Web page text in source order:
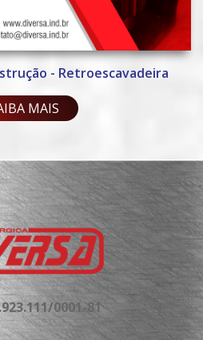
- Retroescavadeira
MAIS
0001-81